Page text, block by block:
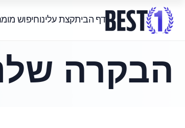
דף הביתקצת עלינוחיפוש
הבקרה